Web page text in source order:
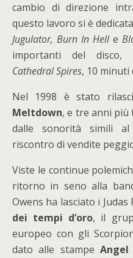
cambio di direzione
questo lavoro si è
Jugulator, Burn In Helle
importanti del disco,
Cathedral Spires, 10 minuti
Nel 1998 è stato
Meltdown, e tre anni più
dalle sonorità simili
riscontro di vendite
Viste le continue
ritorno in seno alla
Owens ha lasciato i Judas
dei tempi d’oro, il
europeo con gli
dato alle stampe